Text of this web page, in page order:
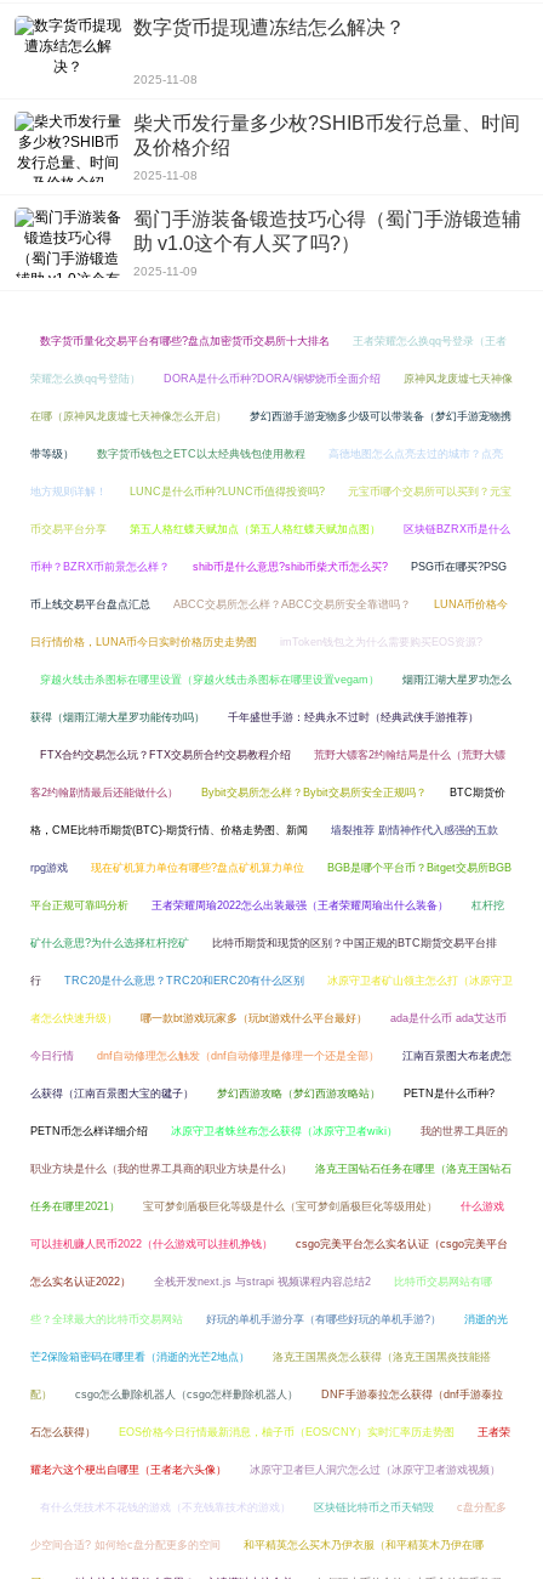
数字货币提现遭冻结怎么解决？
2025-11-08
柴犬币发行量多少枚?SHIB币发行总量、时间
及价格介绍
2025-11-08
蜀门手游装备锻造技巧心得（蜀门手游锻造辅
助 v1.0这个有人买了吗?）
2025-11-09
数字货币量化交易平台有哪些?盘点加密货币交易所十大排名 王者荣耀怎么换qq号登录（王者
荣耀怎么换qq号登陆） DORA是什么币种?DORA/铜锣烧币全面介绍 原神风龙废墟七天神像
在哪（原神风龙废墟七天神像怎么开启） 梦幻西游手游宠物多少级可以带装备（梦幻手游宠物携
带等级） 数字货币钱包之ETC以太经典钱包使用教程 高德地图怎么点亮去过的城市？点亮
地方规则详解！ LUNC是什么币种?LUNC币值得投资吗? 元宝币哪个交易所可以买到？元宝
币交易平台分享 第五人格红蝶天赋加点（第五人格红蝶天赋加点图） 区块链BZRX币是什么
币种？BZRX币前景怎么样？ shib币是什么意思?shib币柴犬币怎么买? PSG币在哪买?PSG
币上线交易平台盘点汇总 ABCC交易所怎么样？ABCC交易所安全靠谱吗？ LUNA币价格今
日行情价格，LUNA币今日实时价格历史走势图 imToken钱包之为什么需要购买EOS资源?
穿越火线击杀图标在哪里设置（穿越火线击杀图标在哪里设置vegam） 烟雨江湖大星罗功怎么
获得（烟雨江湖大星罗功能传功吗） 千年盛世手游：经典永不过时（经典武侠手游推荐）
FTX合约交易怎么玩？FTX交易所合约交易教程介绍 荒野大镖客2约翰结局是什么（荒野大镖
客2约翰剧情最后还能做什么） Bybit交易所怎么样？Bybit交易所安全正规吗？ BTC期货价
格，CME比特币期货(BTC)-期货行情、价格走势图、新闻 墙裂推荐 剧情神作代入感强的五款
rpg游戏 现在矿机算力单位有哪些?盘点矿机算力单位 BGB是哪个平台币？Bitget交易所BGB
平台正规可靠吗分析 王者荣耀周瑜2022怎么出装最强（王者荣耀周瑜出什么装备） 杠杆挖
矿什么意思?为什么选择杠杆挖矿 比特币期货和现货的区别？中国正规的BTC期货交易平台排
行 TRC20是什么意思？TRC20和ERC20有什么区别 冰原守卫者矿山领主怎么打（冰原守卫
者怎么快速升级） 哪一款bt游戏玩家多（玩bt游戏什么平台最好） ada是什么币 ada艾达币
今日行情 dnf自动修理怎么触发（dnf自动修理是修理一个还是全部） 江南百景图大布老虎怎
么获得（江南百景图大宝的毽子） 梦幻西游攻略（梦幻西游攻略站） PETN是什么币种?
PETN币怎么样详细介绍 冰原守卫者蛛丝布怎么获得（冰原守卫者wiki） 我的世界工具匠的
职业方块是什么（我的世界工具商的职业方块是什么） 洛克王国钻石任务在哪里（洛克王国钻石
任务在哪里2021） 宝可梦剑盾极巨化等级是什么（宝可梦剑盾极巨化等级用处） 什么游戏
可以挂机赚人民币2022（什么游戏可以挂机挣钱） csgo完美平台怎么实名认证（csgo完美平台
怎么实名认证2022） 全栈开发next.js 与strapi 视频课程内容总结2 比特币交易网站有哪
些？全球最大的比特币交易网站 好玩的单机手游分享（有哪些好玩的单机手游?） 消逝的光
芒2保险箱密码在哪里看（消逝的光芒2地点） 洛克王国黑炎怎么获得（洛克王国黑炎技能搭
配） csgo怎么删除机器人（csgo怎样删除机器人） DNF手游泰拉怎么获得（dnf手游泰拉
石怎么获得） EOS价格今日行情最新消息，柚子币（EOS/CNY）实时汇率历走势图 王者荣
耀老六这个梗出自哪里（王者老六头像） 冰原守卫者巨人洞穴怎么过（冰原守卫者游戏视频）
有什么凭技术不花钱的游戏（不充钱靠技术的游戏） 区块链比特币之币天销毁 c盘分配多
少空间合适? 如何给c盘分配更多的空间 和平精英怎么买木乃伊衣服（和平精英木乃伊在哪